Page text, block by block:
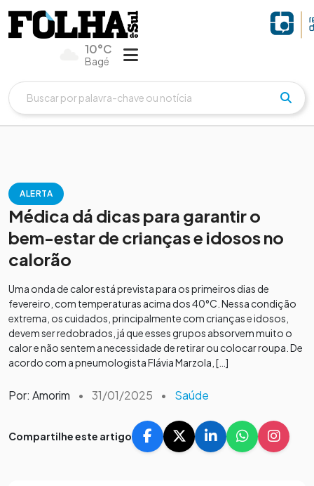
10°C
Bagé
ALERTA
Médica dá dicas para garantir o
bem-estar de crianças e idosos no
calorão
Uma onda de calor está prevista para os primeiros dias de
fevereiro, com temperaturas acima dos 40°C. Nessa condição
extrema, os cuidados, principalmente com crianças e idosos,
devem ser redobrados, já que esses grupos absorvem muito o
calor e não sentem a necessidade de retirar ou colocar roupa. De
acordo com a pneumologista Flávia Marzola, […]
Por: Amorim • 31/01/2025 • Saúde
Compartilhe este artigo